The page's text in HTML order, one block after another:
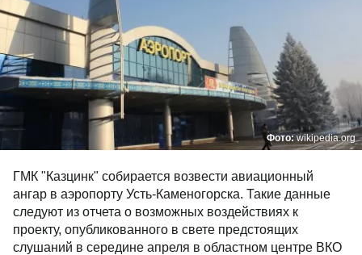
Фото:wikipedia.org
ГМК "Казцинк" собирается возвести авиационный
ангар в аэропорту Усть-Каменогорска. Такие данные
следуют из отчета о возможных воздействиях к
проекту, опубликованного в свете предстоящих
слушаний в середине апреля в областном центре ВКО